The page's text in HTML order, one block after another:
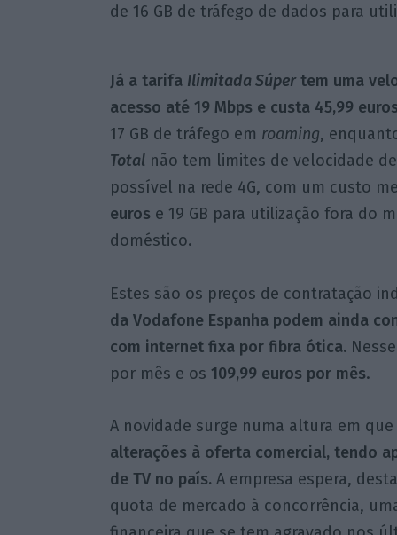
de 16 GB de tráfego de dados para
Já a tarifa Ilimitada Súpertem uma
acesso até 19 Mbps e custa 45,99
17 GB de tráfego em roaming,
Total não tem limites de velocidade
possível na rede 4G, com um custo
euros e 19 GB para utilização fora do
doméstico.
Estes são os preços de contratação
da Vodafone Espanha podem ainda
com internet fixa por fibra ótica.
por mês e os 109,99 euros por mês.
A novidade surge numa altura em que
alterações à oferta comercial, tendo
de TV no país. A empresa espera,
quota de mercado à concorrência,